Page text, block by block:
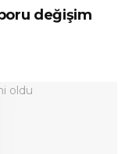
değişim